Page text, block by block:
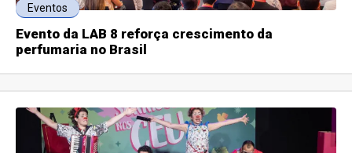
Eventos
Evento da LAB 8 reforça crescimento da
perfumaria no Brasil